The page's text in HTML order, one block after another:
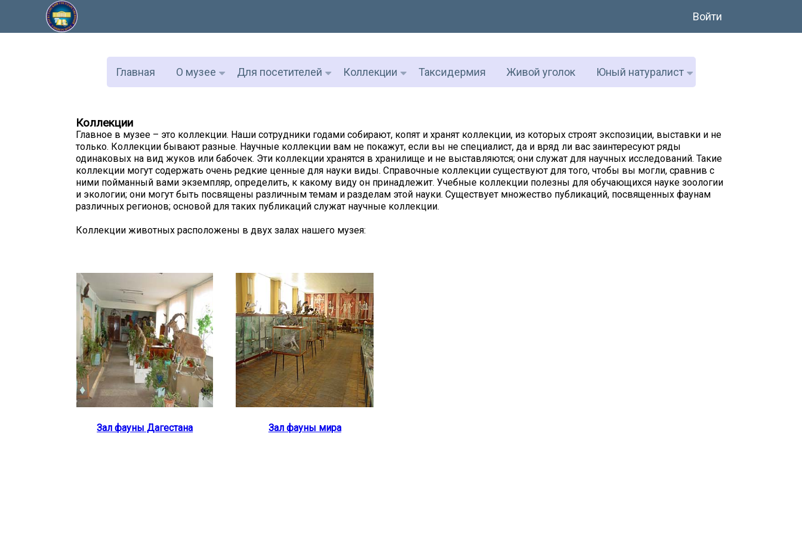
Войти
Главная О музее Для посетителей Коллекции Таксидермия Живой уголок Юный натуралист
Коллекции
Главное в музее – это коллекции. Наши сотрудники годами собирают, копят и хранят коллекции, из которых строят экспозиции, выставки и не
только. Коллекции бывают разные. Научные коллекции вам не покажут, если вы не специалист, да и вряд ли вас заинтересуют ряды
одинаковых на вид жуков или бабочек. Эти коллекции хранятся в хранилище и не выставляются; они служат для научных исследований. Такие
коллекции могут содержать очень редкие ценные для науки виды. Справочные коллекции существуют для того, чтобы вы могли, сравнив с
ними пойманный вами экземпляр, определить, к какому виду он принадлежит. Учебные коллекции полезны для обучающихся науке зоологии
и экологии; они могут быть посвящены различным темам и разделам этой науки. Существует множество публикаций, посвященных фаунам
различных регионов; основой для таких публикаций служат научные коллекции.
Коллекции животных расположены в двух залах нашего музея:
Зал фауны Дагестана Зал фауны мира